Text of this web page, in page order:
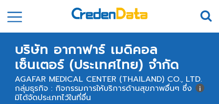
บริษัท อากาฟาร์ เมดิคอล
เซ็นเตอร์ (ประเทศไทย) จำกัด
AGAFAR MEDICAL CENTER (THAILAND) CO., LTD.
กลุ่มธุรกิจ : กิจกรรมการให้บริการด้านสุขภาพอื่นๆ ซึ่ง
มิได้จัดประเภทไว้ในที่อื่น